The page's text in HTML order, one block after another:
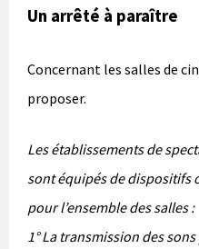
Un arrêté à paraître
Concernant les salles de
proposer.
Les établissements de
sont équipés de dispositifs
pour l’ensemble des salles :
1° La transmission des